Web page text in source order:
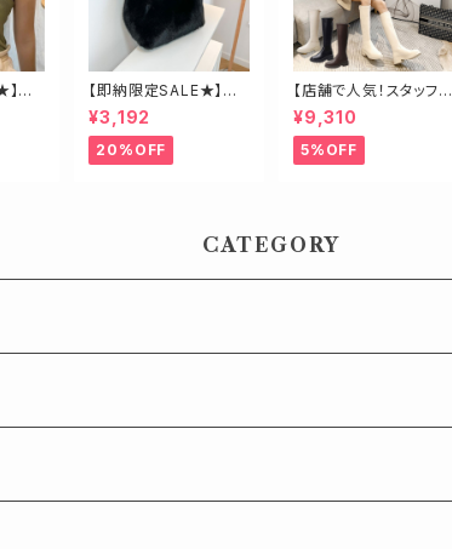
ク
【即納限定SALE★】エ
コファービッグチェーン
バッグ
¥3,192
20%OFF
【店舗で人気！スタッフも
オススメ】ゴールド金具
ロングブーツ
¥9,310
5%OFF
CATEGORY